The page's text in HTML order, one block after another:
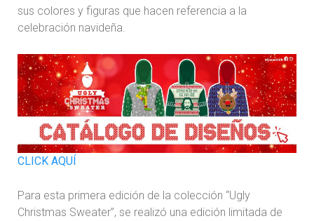
sus colores y figuras que hacen referencia a la
celebración navideña.
CLICK AQUÍ
Para esta primera edición de la colección “Ugly
Christmas Sweater”, se realizó una edición limitada de